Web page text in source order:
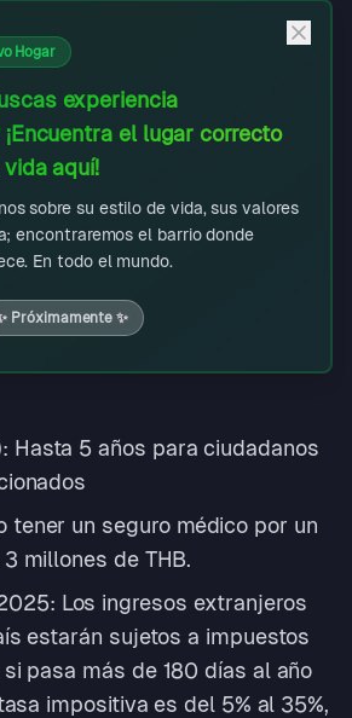
Hogar
experiencia
el lugar correcto
aquí!
sobre su estilo de vida, sus valores
encontraremos el barrio donde
En todo el mundo.
Próximamente ✨
Hasta 5 años para ciudadanos
tener un seguro médico por un
millones de THB.
Los ingresos extranjeros
estarán sujetos a impuestos
pasa más de 180 días al año
impositiva es del 5% al 35%,